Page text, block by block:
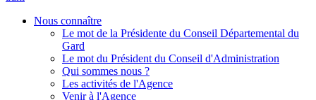
Nous connaître
Le mot de la Présidente du Conseil Départemental du
Gard
Le mot du Président du Conseil d'Administration
Qui sommes nous ?
Les activités de l'Agence
Venir à l'Agence